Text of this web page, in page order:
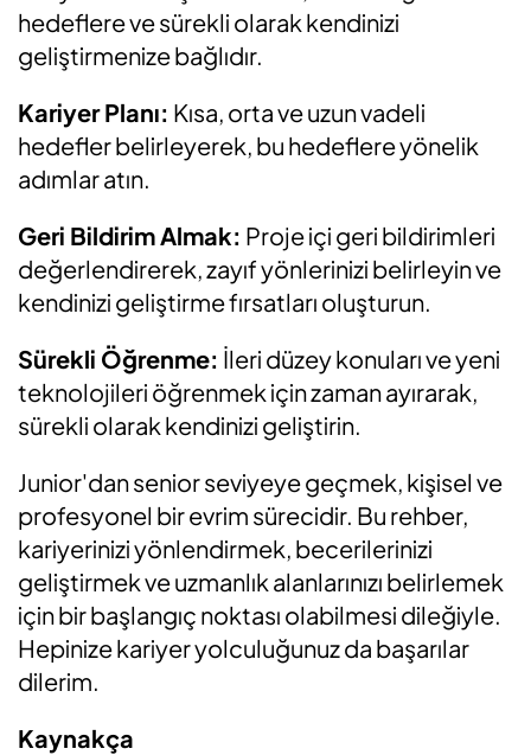
hedeflere ve sürekli olarak kendinizi
geliştirmenize bağlıdır.
Kariyer Planı: Kısa, orta ve uzun vadeli
hedefler belirleyerek, bu hedeflere yönelik
adımlar atın.
Geri Bildirim Almak: Proje içi geri bildirimleri
değerlendirerek, zayıf yönlerinizi belirleyin ve
kendinizi geliştirme fırsatları oluşturun.
Sürekli Öğrenme: İleri düzey konuları ve yeni
teknolojileri öğrenmek için zaman ayırarak,
sürekli olarak kendinizi geliştirin.
Junior'dan senior seviyeye geçmek, kişisel ve
profesyonel bir evrim sürecidir. Bu rehber,
kariyerinizi yönlendirmek, becerilerinizi
geliştirmek ve uzmanlık alanlarınızı belirlemek
için bir başlangıç noktası olabilmesi dileğiyle.
Hepinize kariyer yolculuğunuz da başarılar
dilerim.
Kaynakça